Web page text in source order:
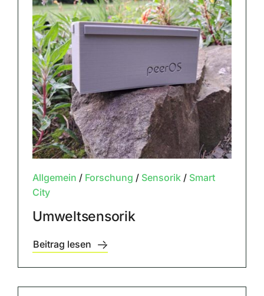
Allgemein / Forschung / Sensorik/ Smart
City
Umweltsensorik
Beitrag lesen